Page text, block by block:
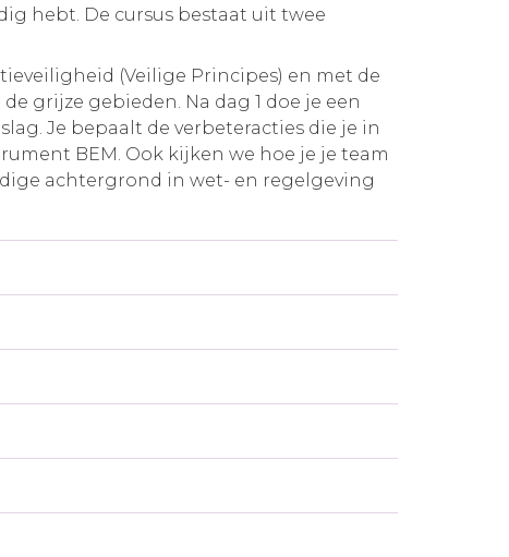
hebt. De cursus bestaat uit twee
(Veilige Principes) en met de
grijze gebieden. Na dag 1 doe je een
Je bepaalt de verbeteracties die je in
BEM. Ook kijken we hoe je je team
achtergrond in wet- en regelgeving